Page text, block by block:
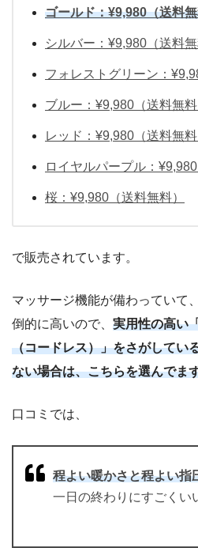
ゴールド：¥9,980（送料
シルバー：¥9,980（送料無
フォレストグリーン：
ブルー：¥9,980（送料無料
レッド：¥9,980（送料無料
ロイヤルパープル：¥9,980
桜：¥9,980（送料無料）
で販売されています。
マッサージ機能が備わっていて
倒的に高いので、 実用性の高い
（コードレス）」をさがしてい
ない場合は、こちらを選んでま
口コミでは、
程よい暖かさと程よい指
一日の終わりにすごくい